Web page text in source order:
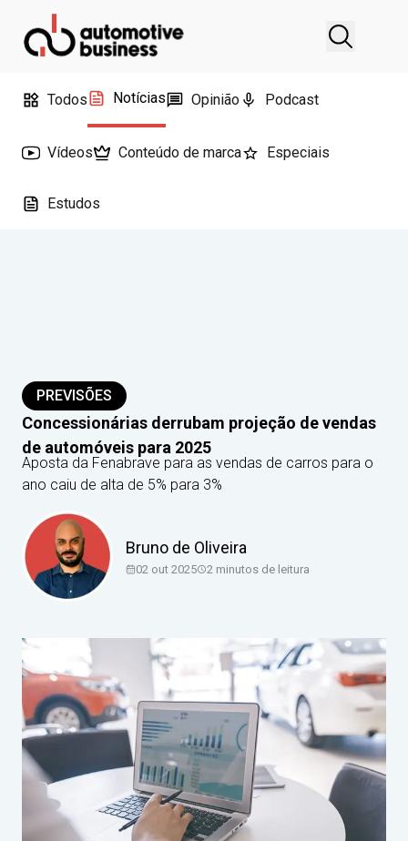
Todos Notícias Opinião Podcast
Vídeos Conteúdo de marca Especiais
Estudos
PREVISÕES
Concessionárias derrubam projeção de vendas
de automóveis para 2025
Aposta da Fenabrave para as vendas de carros para o
ano caiu de alta de 5% para 3%
Bruno de Oliveira
02 out 2025 2 minutos de leitura